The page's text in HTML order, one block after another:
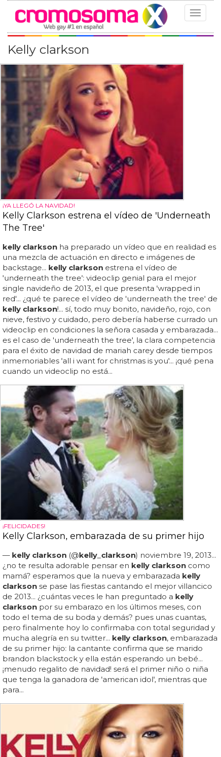
Toggle
Kelly clarkson
¡YA LLEGÓ LA NAVIDAD!
Kelly Clarkson estrena el vídeo de 'Underneath
The Tree'
kelly clarkson ha preparado un vídeo que en realidad es
una mezcla de actuación en directo e imágenes de
backstage... kelly clarkson estrena el vídeo de
'underneath the tree': videoclip genial para el mejor
single navideño de 2013, el que presenta 'wrapped in
red'... ¿qué te parece el vídeo de 'underneath the tree' de
kelly clarkson!... sí, todo muy bonito, navideño, rojo, con
nieve, festivo y cuidado, pero debería haberse currado un
videoclip en condiciones la señora casada y embarazada...
es el caso de 'underneath the tree', la clara competencia
para el éxito de navidad de mariah carey desde tiempos
inmemoriables 'all i want for christmas is you'... ¡qué pena
cuando un videoclip no está...
¡FELICIDADES!
Kelly Clarkson, embarazada de su primer hijo
— kelly clarkson (@kelly clarkson) noviembre 19, 2013...
¿no te resulta adorable pensar en kelly clarkson como
mamá? esperamos que la nueva y embarazada kelly
clarkson se pase las fiestas cantando el mejor villancico
de 2013... ¿cuántas veces le han preguntado a kelly
clarkson por su embarazo en los últimos meses, con
todo el tema de su boda y demás? pues unas cuantas,
pero finalmente hoy lo confirmaba con total seguridad y
mucha alegría en su twitter... kelly clarkson, embarazada
de su primer hijo: la cantante confirma que se marido
brandon blackstock y ella están esperando un bebé...
¡menudo regalito de navidad! será el primer niño o niña
que tenga la ganadora de 'american idol', mientras que
para...